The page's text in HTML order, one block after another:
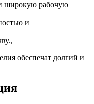
широкую рабочую
и
обеспечат долгий и